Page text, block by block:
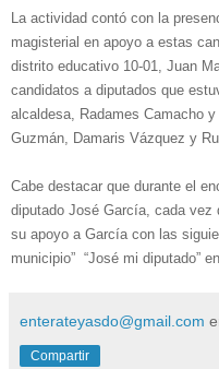
La actividad contó con la
magisterial en apoyo a estas
distrito educativo 10-01, Juan
candidatos a diputados que
alcaldesa, Radames Camacho
Guzmán, Damaris Vázquez y
Cabe destacar que durante el
diputado José García, cada vez
su apoyo a García con las
municipio” “José mi diputado”
enterateyasdo@gmail.com
Compartir